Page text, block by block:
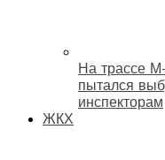
На трассе
пытался
инспекторам
ЖКХ